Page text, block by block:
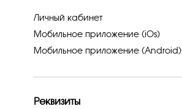
Личный кабинет
Мобильное приложение (iOs)
Мобильное приложение (Android)
Реквизиты